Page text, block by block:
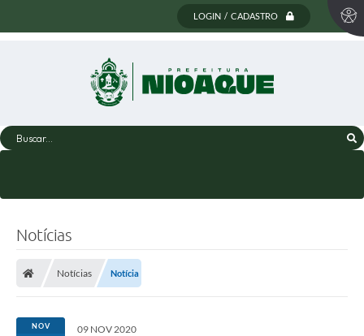
LOGIN / CADASTRO
Buscar...
Notícias
Notícias Notícia
NOV 09 NOV 2020